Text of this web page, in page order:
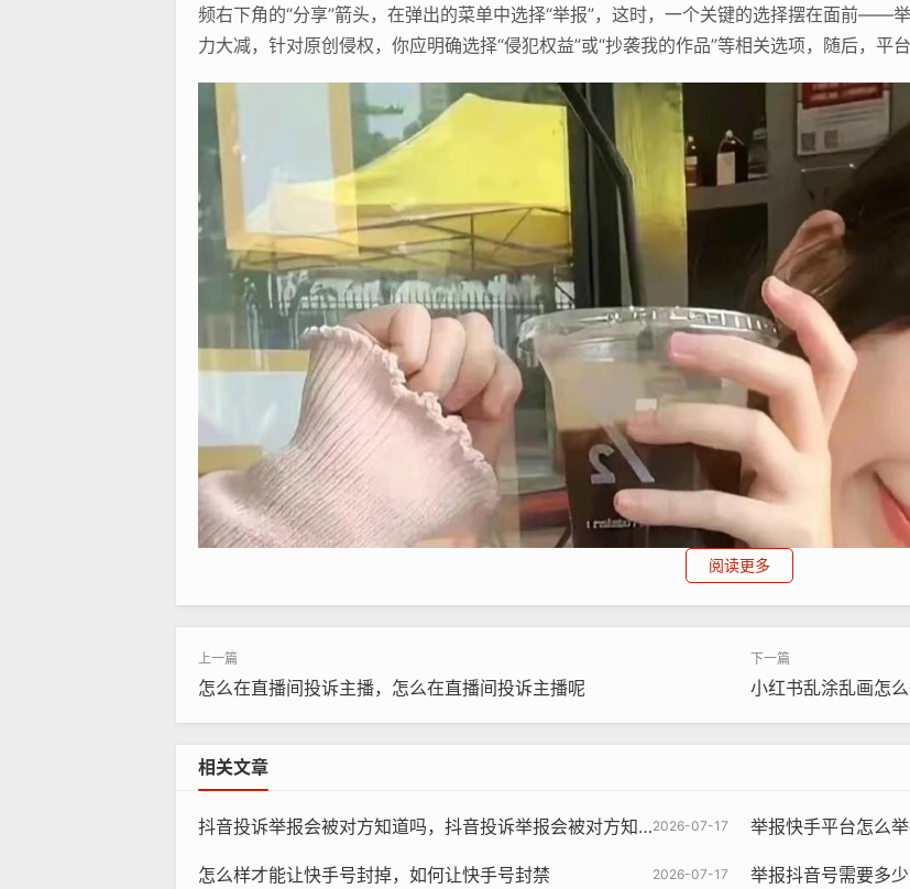
频右下角的“分享”箭头，在弹出的菜单中选择“举报”，这时，一个关键的选择摆在面前——
力大减，针对原创侵权，你应明确选择“侵犯权益”或“抄袭我的作品”等相关选项，随后，平
阅读更多
怎么在直播间投诉主播，怎么在直播间投诉主播呢 小红书乱涂乱画怎
相关文章
2026-07-17
抖音投诉举报会被对方知道吗，抖音投诉举报会被对方知道吗安全吗 举报快手平台怎么
2026-07-17
怎么样才能让快手号封掉，如何让快手号封禁 举报抖音号需要多少